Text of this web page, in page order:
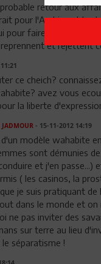
retour aux
pour l'Arabie est le
pour faire du
et rejettent
ce cheich?
avez vous
la liberte
- 15-11-2012 14:19
modèle wahabite
sont démunies
et j'en
( les casinos, la
je suis pratiquant
dans le monde et
ne pas inviter des
sur terre au lieu
séparatisme !